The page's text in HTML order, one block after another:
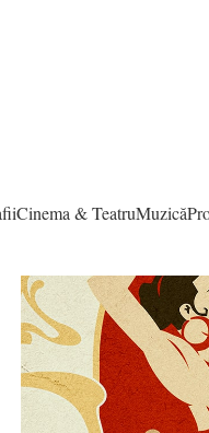
Cinema & TeatruMuzică